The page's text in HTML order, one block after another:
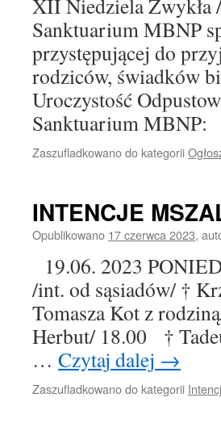
XII Niedziela Zwykła
Sanktuarium MBNP
przystępującej do
rodziców, świadków
Uroczystość
Sanktuarium
Zaszufladkowano do kategorii
INTENCJE
Opublikowano 17 czerwca 2023,
19.06. 2023
/int. od sąsiadów/ †
Tomasza Kot z
Herbut/ 18.00 †
… Czytaj dalej →
Zaszufladkowano do kategorii